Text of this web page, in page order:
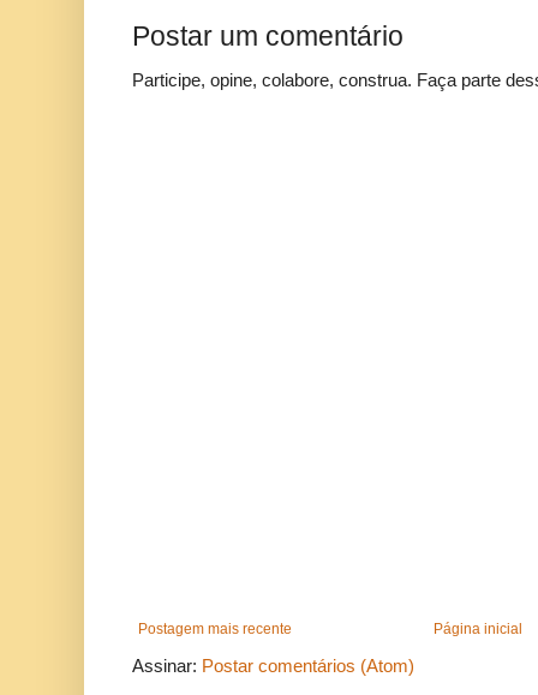
Postar um comentário
Participe, opine, colabore, construa. Faça parte
Postagem mais recente Página inicial
Assinar: Postar comentários (Atom)